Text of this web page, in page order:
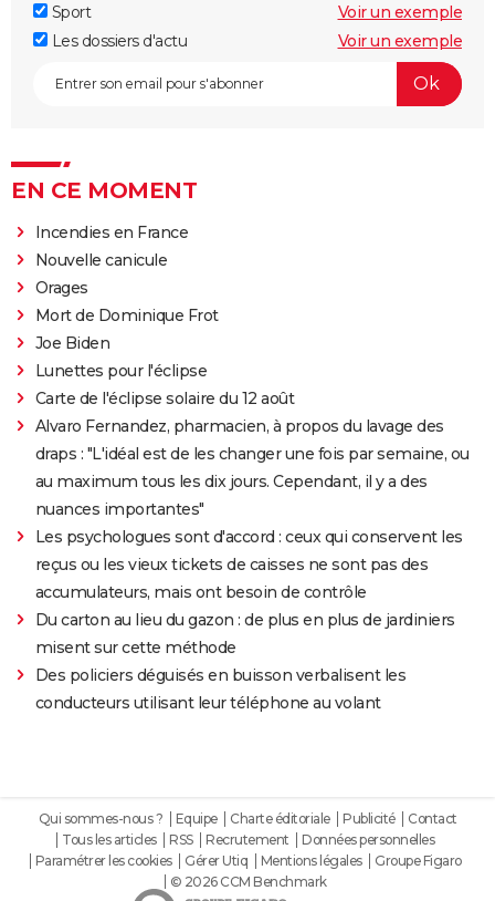
Sport
Voir un exemple
Les dossiers d'actu
Voir un exemple
EN CE MOMENT
Incendies en France
Nouvelle canicule
Orages
Mort de Dominique Frot
Joe Biden
Lunettes pour l'éclipse
Carte de l'éclipse solaire du 12 août
Alvaro Fernandez, pharmacien, à propos du lavage des
draps : "L'idéal est de les changer une fois par semaine, ou
au maximum tous les dix jours. Cependant, il y a des
nuances importantes"
Les psychologues sont d'accord : ceux qui conservent les
reçus ou les vieux tickets de caisses ne sont pas des
accumulateurs, mais ont besoin de contrôle
Du carton au lieu du gazon : de plus en plus de jardiniers
misent sur cette méthode
Des policiers déguisés en buisson verbalisent les
conducteurs utilisant leur téléphone au volant
Qui sommes-nous ? Equipe Charte éditoriale Publicité
Contact
Tous les articles
RSS Recrutement
Données personnelles
Paramétrer les cookies
Gérer Utiq Mentions légales
Groupe Figaro
© 2026 CCM Benchmark